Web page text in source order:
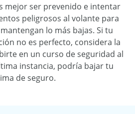
mejor ser prevenido e intentar
peligrosos al volante para
lo más bajas. Si tu
no es perfecto, considera la
en un curso de seguridad al
instancia, podría bajar tu
de seguro.